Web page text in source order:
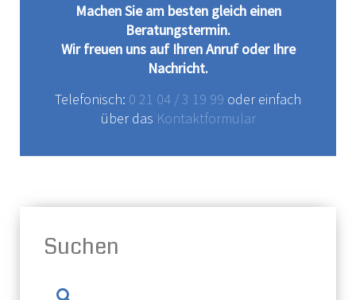
Machen Sie am besten gleich einen
Beratungstermin.
Wir freuen uns auf Ihren Anruf oder Ihre
Nachricht.
Telefonisch: 0 21 04 / 3 19 99 oder einfach
über das Kontaktformular
Suchen